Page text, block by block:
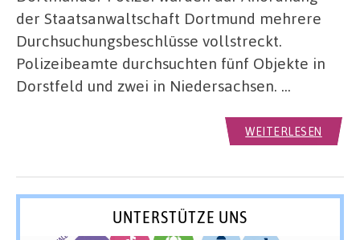
der Staatsanwaltschaft Dortmund mehrere
Durchsuchungsbeschlüsse vollstreckt.
Polizeibeamte durchsuchten fünf Objekte in
Dorstfeld und zwei in Niedersachsen. …
WEITERLESEN
UNTERSTÜTZE UNS